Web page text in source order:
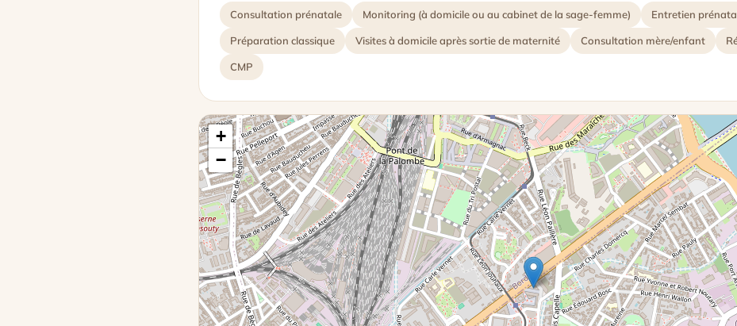
Consultation prénatale Monitoring (à domicile ou au cabinet de la sage-femme) Entretien
Préparation classique Visites à domicile après sortie de maternité Consultation mère/enfant
CMP
+
−